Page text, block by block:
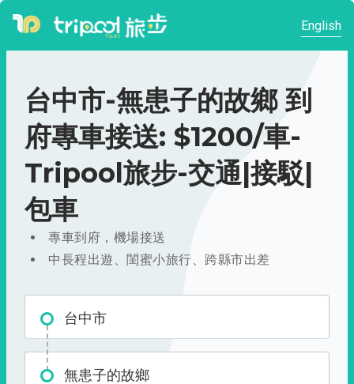
English
台中市-無患子的故鄉 到
府專車接送: $1200/車-
Tripool旅步-交通|接駁|
包車
專車到府，機場接送
中長程出遊、閨蜜小旅行、跨縣市出差
台中市
無患子的故鄉